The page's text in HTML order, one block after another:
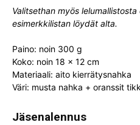
Valitsethan myös
esimerkkilistan löydät alta.
Paino: noin 300 g
Koko: noin 18 x 12 cm
Materiaali: aito kierrätysnahka
Väri: musta nahka + oranssit
Jäsenalennus